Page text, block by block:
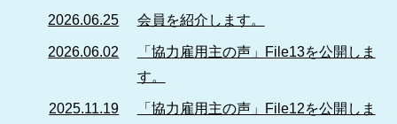
2026.06.25 会員を紹介します。
2026.06.02
「協力雇用主の声」File13を公開しま
す。
2025.11.19
「協力雇用主の声」File12を公開しま